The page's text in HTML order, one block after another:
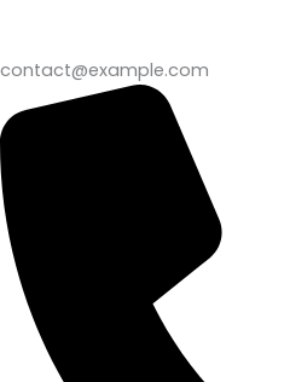
contact@example.com